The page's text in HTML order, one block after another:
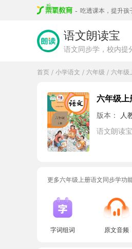
- 吃透课本，提升孩
语文朗读宝
语文同步学，校内提
首页 / 小学语文 / 六年级 / 六年级
六年级
版本： 人
语文朗读
更多六年级上册语文同步学功
字词组词 原文音频